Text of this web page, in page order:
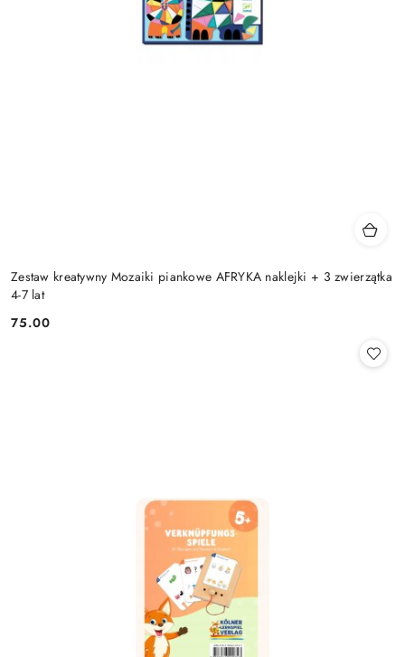
Zestaw kreatywny Mozaiki piankowe AFRYKA naklejki + 3 zwierzątka
4-7 lat
Cena:
75.00